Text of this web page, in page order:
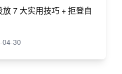
7 大实用技巧 + 拒登自
04-30